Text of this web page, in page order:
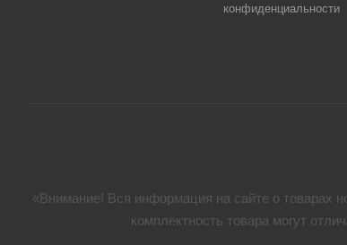
конфиденциальности
«Внимание! Вся информация на сайте о товарах
комплектность товара могут